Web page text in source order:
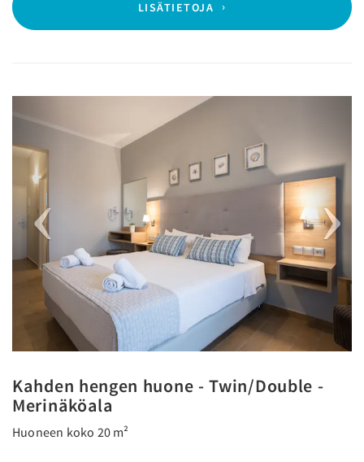
LISÄTIETOJA
Kahden hengen huone - Twin/Double -
Merinäköala
Huoneen koko 20 m²